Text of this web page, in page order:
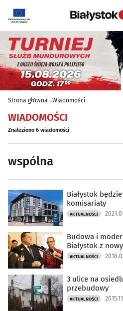
Strona główna Wiadomości
WIADOMOŚCI
Znaleziono 6 wiadomości
wspólna
Białystok
komisariaty
AKTUALNOŚCI
Budowa i
Białystok z
AKTUALNOŚCI
3 ulice na
przebudowy
AKTUALNOŚCI